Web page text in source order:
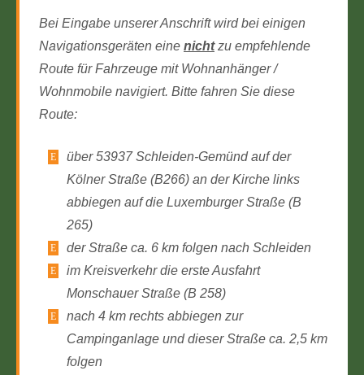
Bei Eingabe unserer Anschrift wird bei einigen
Navigationsgeräten eine nichtzu empfehlende
Route für Fahrzeuge mit Wohnanhänger /
Wohnmobile navigiert. Bitte fahren Sie diese
Route:
über 53937 Schleiden-Gemünd auf der
Kölner Straße (B266) an der Kirche links
abbiegen auf die Luxemburger Straße (B
265)
der Straße ca. 6 km folgen nach Schleiden
im Kreisverkehr die erste Ausfahrt
Monschauer Straße (B 258)
nach 4 km rechts abbiegen zur
Campinganlage und dieser Straße ca. 2,5 km
folgen